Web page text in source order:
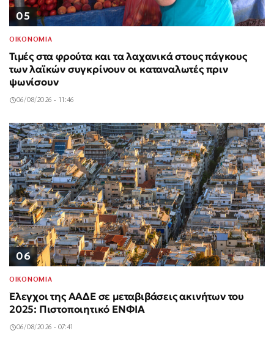
05
ΟΙΚΟΝΟΜΙΑ
Τιμές στα φρούτα και τα λαχανικά στους πάγκους
των λαϊκών συγκρίνουν οι καταναλωτές πριν
ψωνίσουν
06/08/2026 - 11:46
06
ΟΙΚΟΝΟΜΙΑ
Έλεγχοι της ΑΑΔΕ σε μεταβιβάσεις ακινήτων του
2025: Πιστοποιητικό ΕΝΦΙΑ
06/08/2026 - 07:41